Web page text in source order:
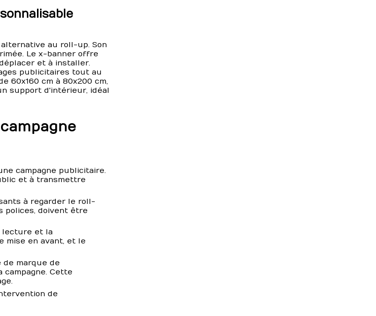
au roll-up. Son
Le x-banner offre
et à installer.
publicitaires tout au
60x160 cm à 80x200 cm,
support d'intérieur, idéal
campagne publicitaire.
et à transmettre
à regarder le roll-
polices, doivent être
lecture et la
mise en avant, et le
de marque de
Cette
de